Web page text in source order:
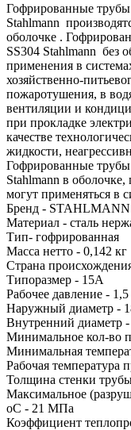
Гофрированные
Stahlmann
оболочке .
SS304 Stahlmann без
применения в
хозяйственно-
пожаротушения, в
вентиляции и
при прокладке
качестве
жидкости,
Гофрированные
Stahlmann в
могут применяться в
Бренд - STAHLMANN
Материал - сталь
Тип- гофрированная
Масса нетто - 0,142 кг
Страна
Типоразмер - 15A
Рабочее давление -
Наружный диаметр -
Внутренний диаметр -
Минимальное кол-во
Минимальная
Рабочая
Толщина стенки
Максимальное
oC - 21 МПа
Коэффициент